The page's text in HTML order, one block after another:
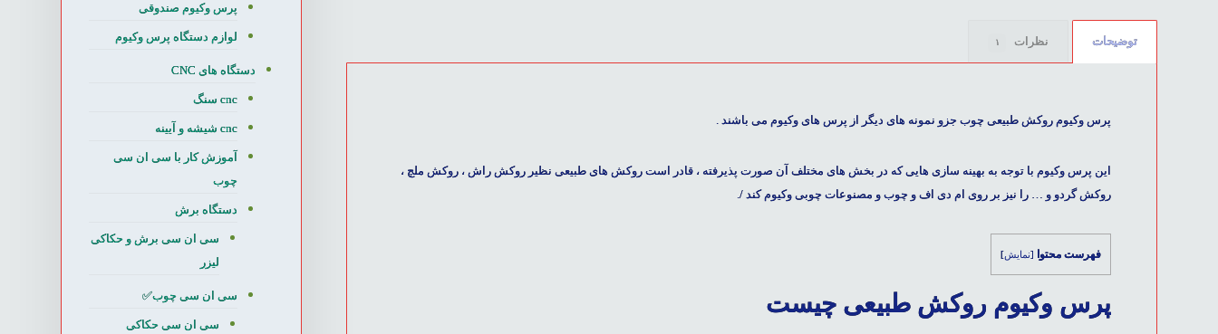
توضیحات نظرات ۱
پرس وکیوم روکش طبیعی چوب جزو نمونه های دیگر از پرس های وکیوم می باشند .
این پرسوکیوم با توجه به بهینه سازی هایی که در بخش های مختلف آن صورت پذیرفته ، قادر است روکش های طبیعی نظیر روکش راش ، روکش ملچ ،
روکش گردو و … را نیز بر روی ام دی اف و چوب و مصنوعات چوبی وکیوم کند /.
فهرست محتوا [نمایش]
پرس وکیوم روکش طبیعی چیست
پرس وکیوم صندوقی
لوازم دستگاه پرس وکیوم
دستگاه های CNC
cnc سنگ
cnc شیشه و آیینه
آموزش کار با سی ان سی
چوب
دستگاه برش
سی ان سی برش و حکاکی
لیزر
سی ان سی چوب✅
سی ان سی حکاکی